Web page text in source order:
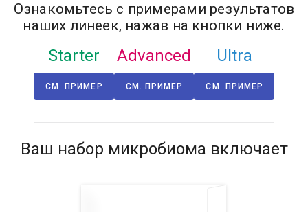
Ознакомьтесь с примерами результатов
наших линеек, нажав на кнопки ниже.
Starter
СМ. ПРИМЕР
Advanced
СМ. ПРИМЕР
Ultra
СМ. ПРИМЕР
Ваш набор микробиома включает